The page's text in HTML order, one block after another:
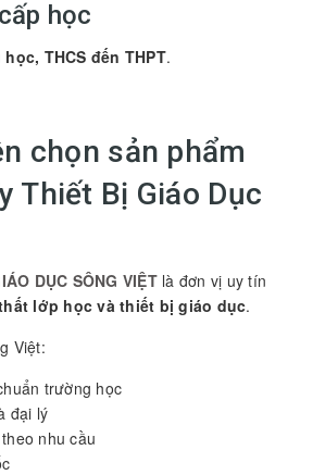
học
THCS đến THPT.
chọn sản phẩm
Thiết Bị Giáo Dục
DỤC SÔNG VIỆTlà đơn vị uy tín
lớp học và thiết bị giáo dục.
Việt:
trường học
đại lý
nhu cầu